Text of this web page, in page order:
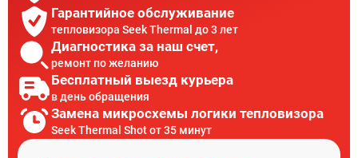
Гарантийное обслуживание
тепловизора Seek Thermal до 3 лет
Диагностика за наш счет,
ремонт по желанию
Бесплатный выезд курьера
в день обращения
Замена микросхемы логики тепловизора
Seek Thermal Shot от 35 минут